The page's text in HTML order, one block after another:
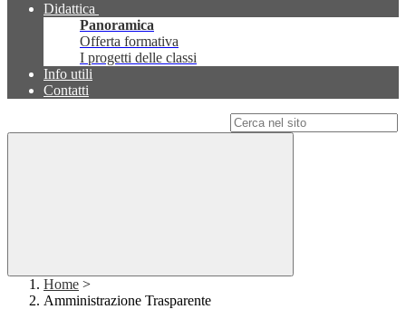
Didattica
Panoramica
Offerta formativa
I progetti delle classi
Info utili
Contatti
Home >
Amministrazione Trasparente